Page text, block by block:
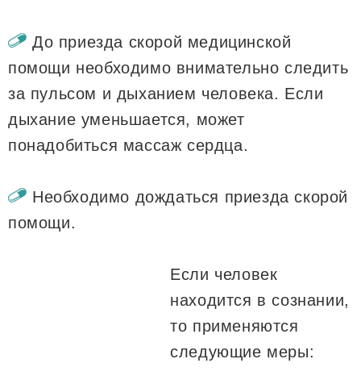
До приезда скорой медицинской
помощи необходимо внимательно следить
за пульсом и дыханием человека. Если
дыхание уменьшается, может
понадобиться массаж сердца.
Необходимо дождаться приезда скорой
помощи.
Если человек
находится в сознании,
то применяются
следующие меры: